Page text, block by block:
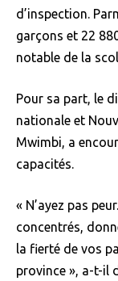
d’inspection.
garçons et 22
notable de la
Pour sa part, le
nationale et
Mwimbi, a
capacités.
« N’ayez pas
concentrés,
la fierté de vos
province », a-t-il